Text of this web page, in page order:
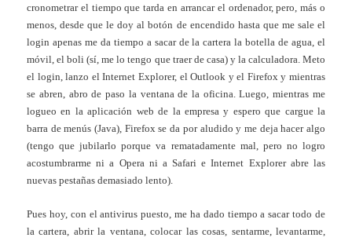
cronometrar el tiempo que tarda en arrancar el ordenador, pero, más o
menos, desde que le doy al botón de encendido hasta que me sale el
login apenas me da tiempo a sacar de la cartera la botella de agua, el
móvil, el boli (sí, me lo tengo que traer de casa) y la calculadora. Meto
el login, lanzo el Internet Explorer, el Outlook y el Firefox y mientras
se abren, abro de paso la ventana de la oficina. Luego, mientras me
logueo en la aplicación web de la empresa y espero que cargue la
barra de menús (Java), Firefox se da por aludido y me deja hacer algo
(tengo que jubilarlo porque va rematadamente mal, pero no logro
acostumbrarme ni a Opera ni a Safari e Internet Explorer abre las
nuevas pestañas demasiado lento).
Pues hoy, con el antivirus puesto, me ha dado tiempo a sacar todo de
la cartera, abrir la ventana, colocar las cosas, sentarme, levantarme,